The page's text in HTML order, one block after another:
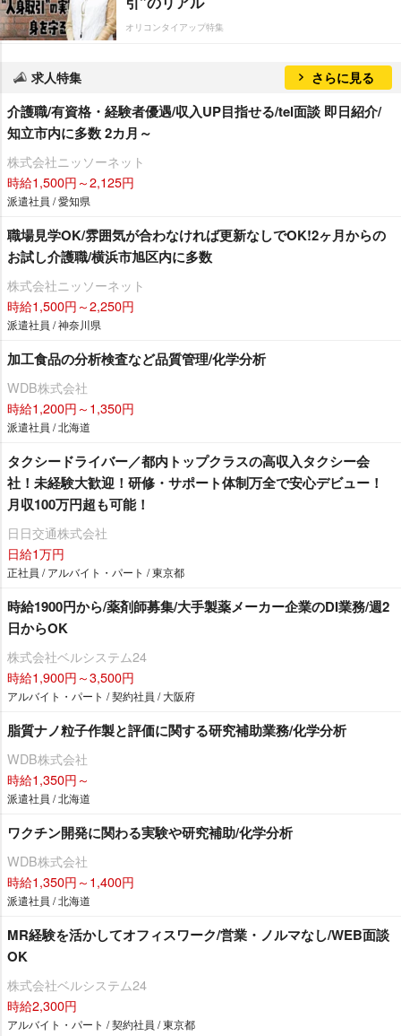
オリコンタイアップ特集
求人特集 さらに見る
介護職/有資格・経験者優遇/収入UP目指せる/tel面談 即日紹介/
知立市内に多数 2カ月～
株式会社ニッソーネット
時給1,500円～2,125円
派遣社員 / 愛知県
職場見学OK/雰囲気が合わなければ更新なしでOK!2ヶ月からの
お試し介護職/横浜市旭区内に多数
株式会社ニッソーネット
時給1,500円～2,250円
派遣社員 / 神奈川県
加工食品の分析検査など品質管理/化学分析
WDB株式会社
時給1,200円～1,350円
派遣社員 / 北海道
タクシードライバー／都内トップクラスの高収入タクシー会
社！未経験大歓迎！研修・サポート体制万全で安心デビュー！
月収100万円超も可能！
日日交通株式会社
日給1万円
正社員 / アルバイト・パート / 東京都
時給1900円から/薬剤師募集/大手製薬メーカー企業のDI業務/週2
日からOK
株式会社ベルシステム24
時給1,900円～3,500円
アルバイト・パート / 契約社員 / 大阪府
脂質ナノ粒子作製と評価に関する研究補助業務/化学分析
WDB株式会社
時給1,350円～
派遣社員 / 北海道
ワクチン開発に関わる実験や研究補助/化学分析
WDB株式会社
時給1,350円～1,400円
派遣社員 / 北海道
MR経験を活かしてオフィスワーク/営業・ノルマなし/WEB面談
OK
株式会社ベルシステム24
時給2,300円
アルバイト・パート / 契約社員 / 東京都